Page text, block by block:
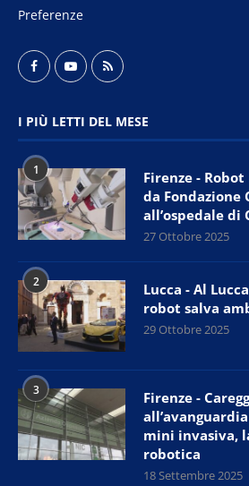
Preferenze
I PIÙ LETTI DEL MESE
1
Firenze -
da Fondazione
all’ospedale di
27 Ottobre 2025
2
Lucca - Al
robot salva
29 Ottobre 2025
3
Firenze -
mini invasiva,
robotica
18 Settembre 2025